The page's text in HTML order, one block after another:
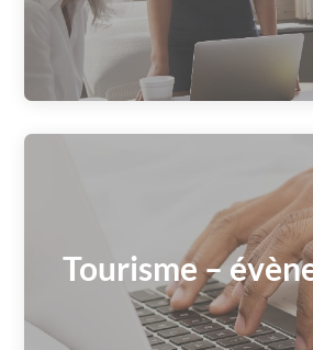
Tourisme –